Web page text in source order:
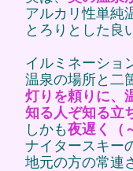
アルカリ性単純
とろりとした良
イルミネーショ
温泉の場所と二
灯りを頼りに、
知る人ぞ知る立
しかも夜遅く（
ナイタースキー
地元の方の常連